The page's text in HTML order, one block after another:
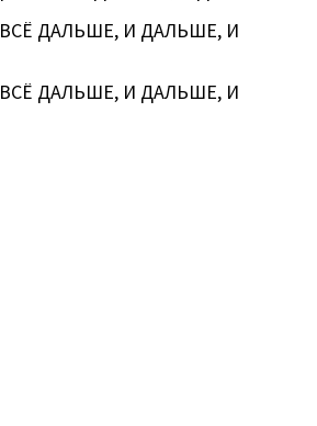
ВСЁ ДАЛЬШЕ, И ДАЛЬШЕ, И
ВСЁ ДАЛЬШЕ, И ДАЛЬШЕ, И